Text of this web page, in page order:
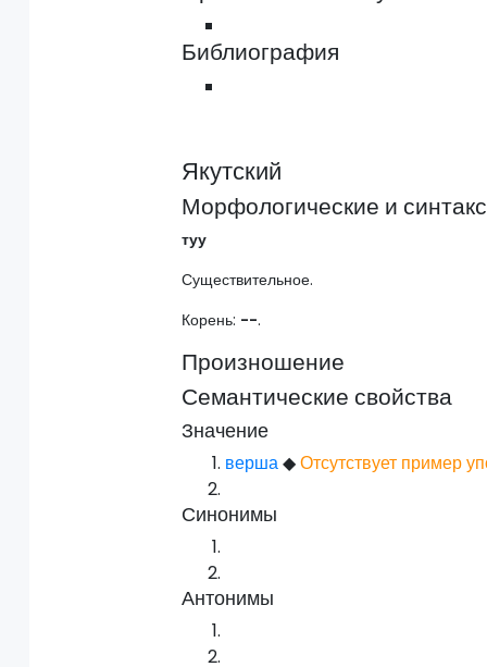
Библиография
Якутский
Морфологические и
туу
Существительное.
Корень: --.
Произношение
Семантические свойства
Значение
верша◆Отсутствует пример
Синонимы
Антонимы